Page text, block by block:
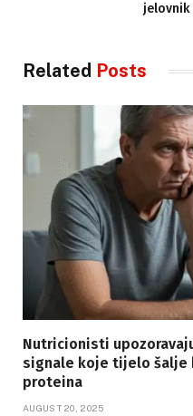
jelovnik
Related Posts
Nutricionisti
signale koje tijelo šalje
proteina
AUGUST 20, 2025